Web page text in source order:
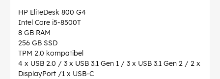
HP EliteDesk 800 G4
Intel Core i5-8500T
8 GB RAM
256 GB SSD
TPM 2.0 kompatibel
4 x USB 2.0 / 3 x USB 3.1 Gen 1 / 3 x USB 3.1 Gen 2 / 2 x
DisplayPort /1 x USB-C